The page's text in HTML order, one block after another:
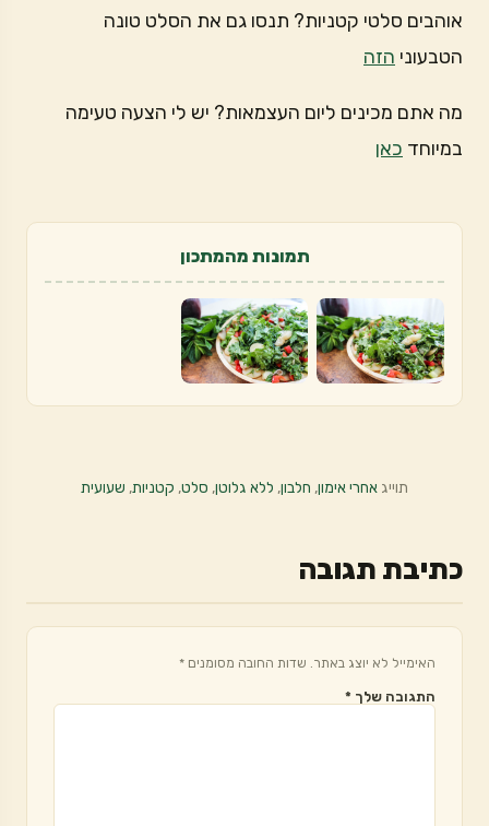
אוהבים סלטי קטניות? תנסו גם את הסלט טונה
הטבעוני הזה
מה אתם מכינים ליום העצמאות? יש לי הצעה טעימה
במיוחד כאן
תמונות מהמתכון
תוייג אחרי אימון, חלבון, ללא גלוטן, סלט, קטניות, שעועית
כתיבת תגובה
האימייל לא יוצג באתר. שדות החובה מסומנים *
התגובה שלך *